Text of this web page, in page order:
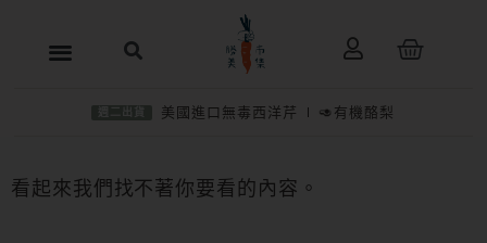
容
購
美國進口無毒西洋芹 🥑有機酪梨
看起來我們找不著你要看的內容。